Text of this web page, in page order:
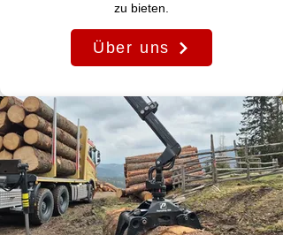
zu bieten.
Über uns